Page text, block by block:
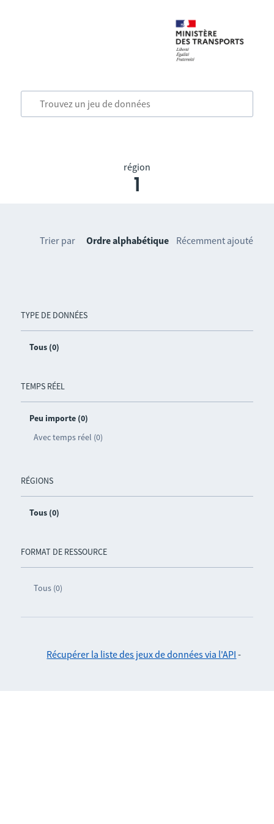
région
1
TYPE DE DONNÉES
Tous (0)
TEMPS RÉEL
Peu importe (0)
Avec temps réel (0)
RÉGIONS
Tous (0)
FORMAT DE RESSOURCE
Tous (0)
Trier par Ordre alphabétique Récemment ajouté
Récupérer la liste des jeux de données via l'API -